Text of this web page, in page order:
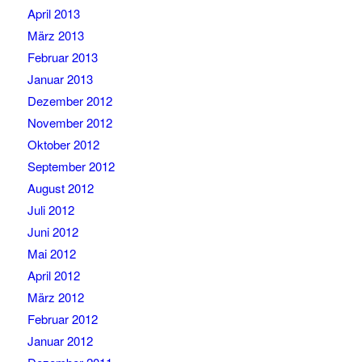
April 2013
März 2013
Februar 2013
Januar 2013
Dezember 2012
November 2012
Oktober 2012
September 2012
August 2012
Juli 2012
Juni 2012
Mai 2012
April 2012
März 2012
Februar 2012
Januar 2012